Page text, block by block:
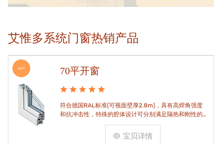
艾惟多系统门窗热销产品
HOT 70平开窗
符合德国RAL标准(可视面壁厚2.8m)，具有高焊角强度
和抗冲击性，特殊的腔体设计可分别满足隔热和刚性的
宝贝详情